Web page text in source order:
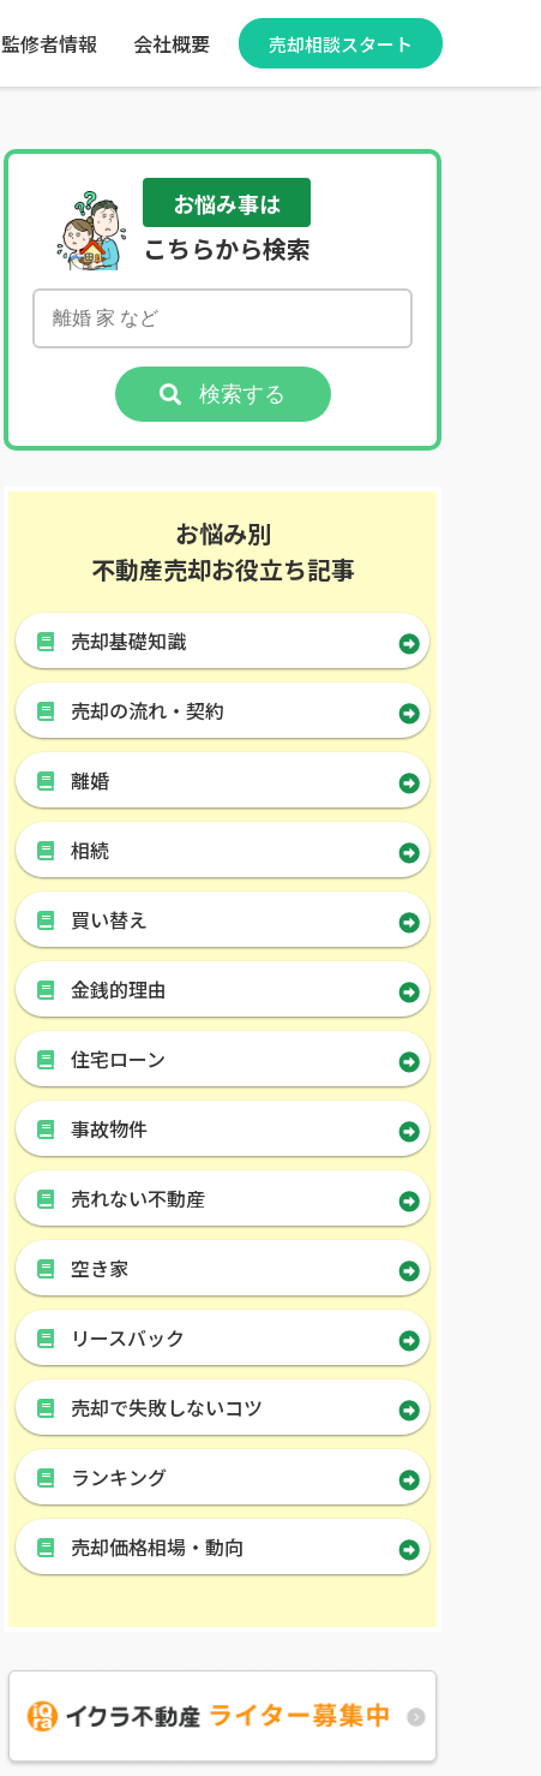
監修者情報 会社概要 売却相談スタート
お悩み事は
こちらから検索
検索する
お悩み別
不動産売却お役立ち記事
売却基礎知識
売却の流れ・契約
離婚
相続
買い替え
金銭的理由
住宅ローン
事故物件
売れない不動産
空き家
リースバック
売却で失敗しないコツ
ランキング
売却価格相場・動向